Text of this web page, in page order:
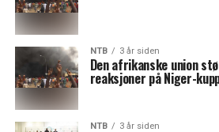
NTB 3 år siden
Den afrikanske union
reaksjoner på Niger-
NTB 3 år siden